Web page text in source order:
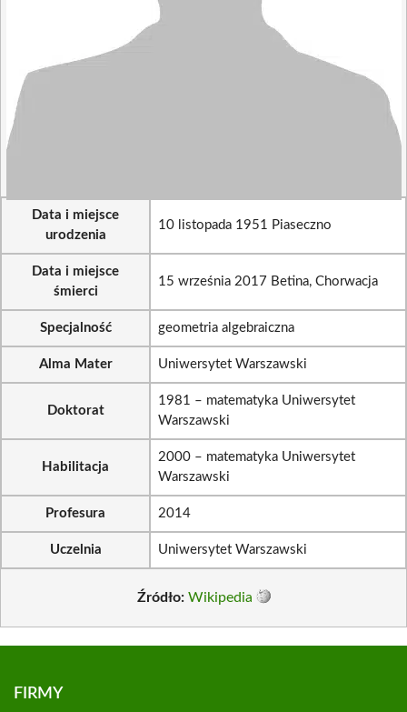
Data i miejsce
urodzenia
10 listopada 1951 Piaseczno
Data i miejsce
śmierci
15 września 2017 Betina, Chorwacja
Specjalność geometria algebraiczna
Alma Mater Uniwersytet Warszawski
Doktorat
1981 – matematyka Uniwersytet
Warszawski
Habilitacja
2000 – matematyka Uniwersytet
Warszawski
Profesura 2014
Uczelnia Uniwersytet Warszawski
Źródło: Wikipedia
FIRMY